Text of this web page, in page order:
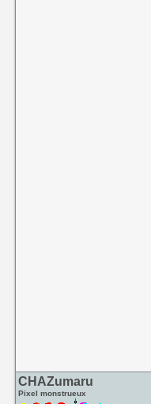
CHAZumaru
Pixel monstrueux